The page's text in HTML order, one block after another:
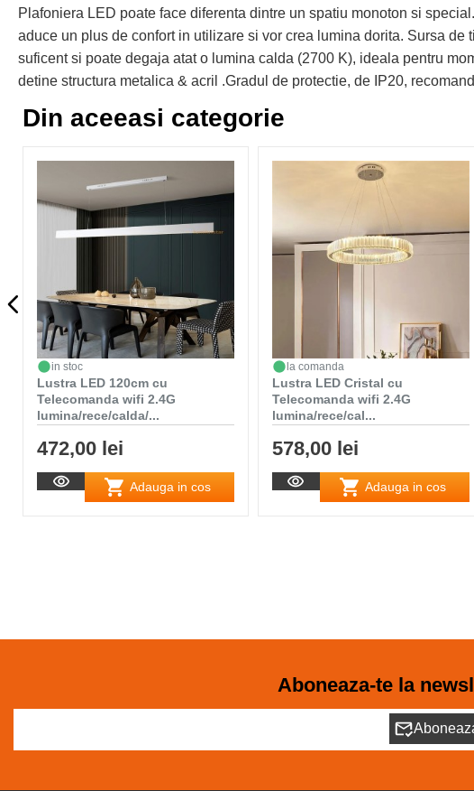
Plafoniera LED poate face diferenta dintre un spatiu monoton si
aduce un plus de confort in utilizare si vor crea lumina dorita. Sursa
suficent si poate degaja atat o lumina calda (2700 K), ideala pentru
detine structura metalica & acril .Gradul de protectie, de IP20,
Din aceeasi categorie
in stoc
Lustra LED 120cm cu
Telecomanda wifi 2.4G
lumina/rece/calda/...
472,00 lei
Adauga in cos
la comanda
Lustra LED Cristal cu
Telecomanda wifi 2.4G
lumina/rece/cal...
578,00 lei
Adauga in cos
Aboneaza-te la